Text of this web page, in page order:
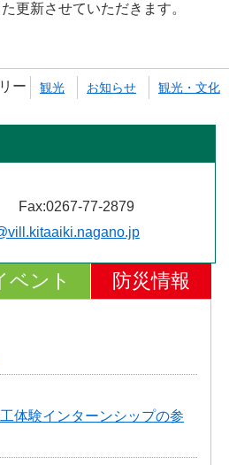
更新させていただきます。
ー 観光 お知らせ 観光・文化
Fax:0267-77-2879
ベント 防災情報
体験インターンシップの参